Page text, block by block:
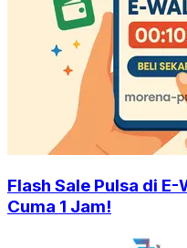
Flash Sale Pulsa di
Cuma 1 Jam!